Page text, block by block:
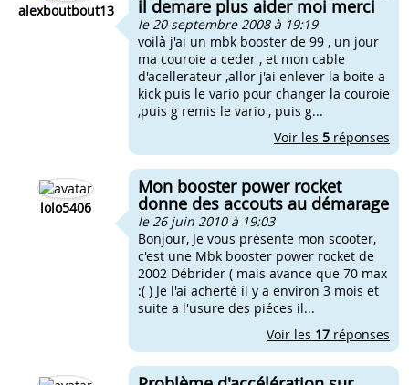
alexboutbout13 il demare plus aider moi merci
le 20 septembre 2008 à 19:19
voilà j'ai un mbk booster de 99 , un jour
ma couroie a ceder , et mon cable
d'acellerateur ,allor j'ai enlever la boite a
kick puis le vario pour changer la couroie
,puis g remis le vario , puis g...
Voir les 5 réponses
lolo5406
Mon booster power rocket
donne des accouts au démarage
le 26 juin 2010 à 19:03
Bonjour, Je vous présente mon scooter,
c'est une Mbk booster power rocket de
2002 Débrider ( mais avance que 70 max
:( ) Je l'ai acherté il y a environ 3 mois et
suite a l'usure des piéces il...
Voir les 17 réponses